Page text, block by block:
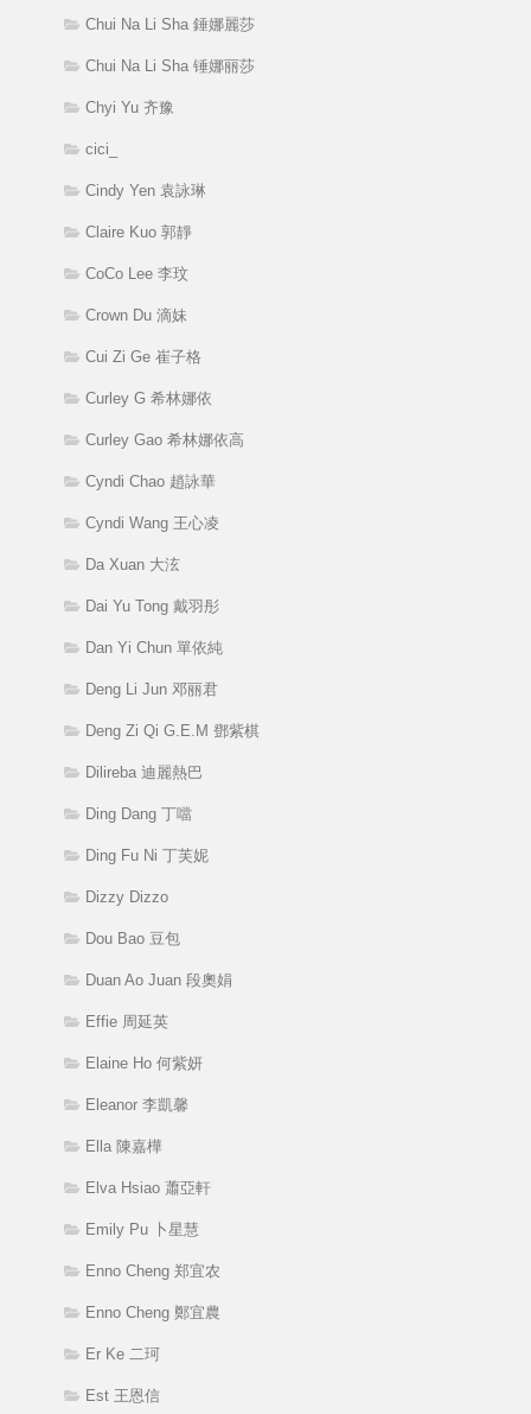
Chui Na Li Sha 錘娜麗莎
Chui Na Li Sha 锤娜丽莎
Chyi Yu 齐豫
cici_
Cindy Yen 袁詠琳
Claire Kuo 郭靜
CoCo Lee 李玟
Crown Du 滴妹
Cui Zi Ge 崔子格
Curley G 希林娜依
Curley Gao 希林娜依高
Cyndi Chao 趙詠華
Cyndi Wang 王心凌
Da Xuan 大泫
Dai Yu Tong 戴羽彤
Dan Yi Chun 單依純
Deng Li Jun 邓丽君
Deng Zi Qi G.E.M 鄧紫棋
Dilireba 迪麗熱巴
Ding Dang 丁噹
Ding Fu Ni 丁芙妮
Dizzy Dizzo
Dou Bao 豆包
Duan Ao Juan 段奧娟
Effie 周延英
Elaine Ho 何紫妍
Eleanor 李凱馨
Ella 陳嘉樺
Elva Hsiao 蕭亞軒
Emily Pu 卜星慧
Enno Cheng 郑宜农
Enno Cheng 鄭宜農
Er Ke 二珂
Est 王恩信